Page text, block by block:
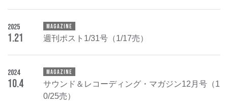
2025
1.21
MAGAZINE
週刊ポスト1/31号（1/17売）
2024
10.4
MAGAZINE
サウンド＆レコーディング・マガジン12月号（1
0/25売）